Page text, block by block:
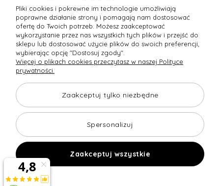
Raty obsługują
Towary dostarczają Opinie
Copyright © 2026 home-design24.pl
Shoper Premium
Pliki cookies i pokrewne im technologie umożliwiają
poprawne działanie strony i pomagają nam dostosować
ofertę do Twoich potrzeb. Możesz zaakceptować
wykorzystanie przez nas wszystkich tych plików i przejść do
sklepu lub dostosować użycie plików do swoich preferencji,
wybierając opcję "Dostosuj zgody".
Więcej o plikach cookies przeczytasz w naszej Polityce
prywatności.
Zaakceptuj tylko niezbędne
Spersonalizuj
Zaakceptuj wszystkie